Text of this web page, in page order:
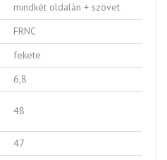
mindkét oldalán + szövet
FRNC
fekete
6,8
48
47